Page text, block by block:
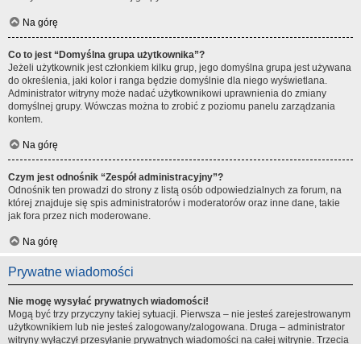
Na górę
Co to jest “Domyślna grupa użytkownika”?
Jeżeli użytkownik jest członkiem kilku grup, jego domyślna grupa jest używana
do określenia, jaki kolor i ranga będzie domyślnie dla niego wyświetlana.
Administrator witryny może nadać użytkownikowi uprawnienia do zmiany
domyślnej grupy. Wówczas można to zrobić z poziomu panelu zarządzania
kontem.
Na górę
Czym jest odnośnik “Zespół administracyjny”?
Odnośnik ten prowadzi do strony z listą osób odpowiedzialnych za forum, na
której znajduje się spis administratorów i moderatorów oraz inne dane, takie
jak fora przez nich moderowane.
Na górę
Prywatne wiadomości
Nie mogę wysyłać prywatnych wiadomości!
Mogą być trzy przyczyny takiej sytuacji. Pierwsza – nie jesteś zarejestrowanym
użytkownikiem lub nie jesteś zalogowany/zalogowana. Druga – administrator
witryny wyłączył przesyłanie prywatnych wiadomości na całej witrynie. Trzecia